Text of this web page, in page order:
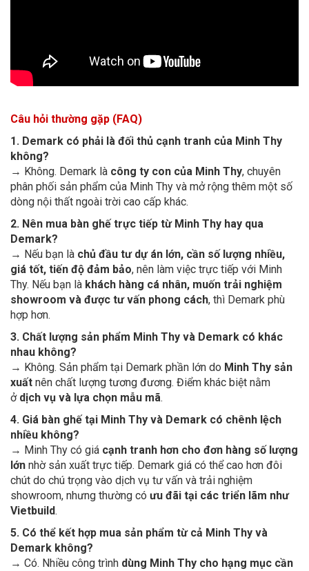
Câu hỏi thường gặp (FAQ)
1. Demark có phải là đối thủ cạnh tranh của Minh Thy
không?
→ Không. Demark là công ty con của Minh Thy, chuyên
phân phối sản phẩm của Minh Thy và mở rộng thêm một số
dòng nội thất ngoài trời cao cấp khác.
2. Nên mua bàn ghế trực tiếp từ Minh Thy hay qua
Demark?
→ Nếu bạn là chủ đầu tư dự án lớn, cần số lượng nhiều,
giá tốt, tiến độ đảm bảo, nên làm việc trực tiếp với Minh
Thy. Nếu bạn là khách hàng cá nhân, muốn trải nghiệm
showroom và được tư vấn phong cách, thì Demark phù
hợp hơn.
3. Chất lượng sản phẩm Minh Thy và Demark có khác
nhau không?
→ Không. Sản phẩm tại Demark phần lớn do Minh Thy sản
xuất nên chất lượng tương đương. Điểm khác biệt nằm
ở dịch vụ và lựa chọn mẫu mã.
4. Giá bàn ghế tại Minh Thy và Demark có chênh lệch
nhiều không?
→ Minh Thy có giá cạnh tranh hơn cho đơn hàng số lượng
lớn nhờ sản xuất trực tiếp. Demark giá có thể cao hơn đôi
chút do chú trọng vào dịch vụ tư vấn và trải nghiệm
showroom, nhưng thường có ưu đãi tại các triển lãm như
Vietbuild.
5. Có thể kết hợp mua sản phẩm từ cả Minh Thy và
Demark không?
→ Có. Nhiều công trình dùng Minh Thy cho hạng mục cần